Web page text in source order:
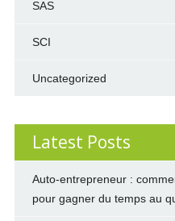
SAS
SCI
Uncategorized
Latest Posts
Auto-entrepreneur :
pour gagner du temps au